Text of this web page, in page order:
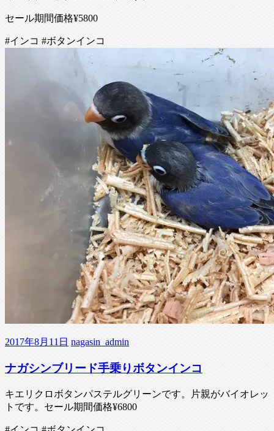
セール期間価格¥5800
#インコ #ボタンインコ
2017年8月11日 nagasin_admin
ナガシンブリード手乗りボタンインコ
キエリクロボタンパステルグリーンです。片親がバイオレッ
トです。セール期間価格¥6800